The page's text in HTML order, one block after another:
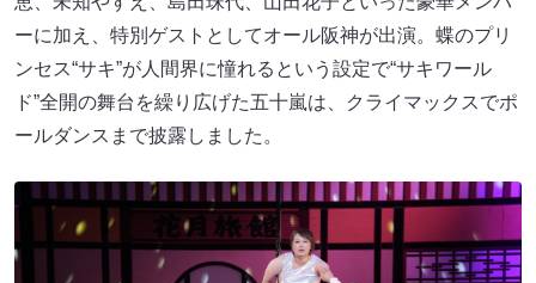
ーに加え、特別ゲストとしてオール阪神が出演。蝶のプリ
ンセス“サキ”が人間界に憧れるという設定で“サキワール
ド”全開の舞台を繰り広げた五十嵐は、クライマックスでポ
ールダンスまで披露しました。